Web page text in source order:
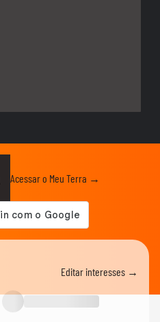
Acessar o Meu Terra →
Editar interesses →